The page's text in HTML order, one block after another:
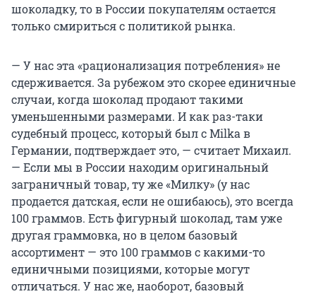
шоколадку, то в России покупателям остается
только смириться с политикой рынка.
— У нас эта «рационализация потребления» не
сдерживается. За рубежом это скорее единичные
случаи, когда шоколад продают такими
уменьшенными размерами. И как раз-таки
судебный процесс, который был с Milka в
Германии, подтверждает это, — считает Михаил.
— Если мы в России находим оригинальный
заграничный товар, ту же «Милку» (у нас
продается датская, если не ошибаюсь), это всегда
100 граммов. Есть фигурный шоколад, там уже
другая граммовка, но в целом базовый
ассортимент — это 100 граммов с какими-то
единичными позициями, которые могут
отличаться. У нас же, наоборот, базовый